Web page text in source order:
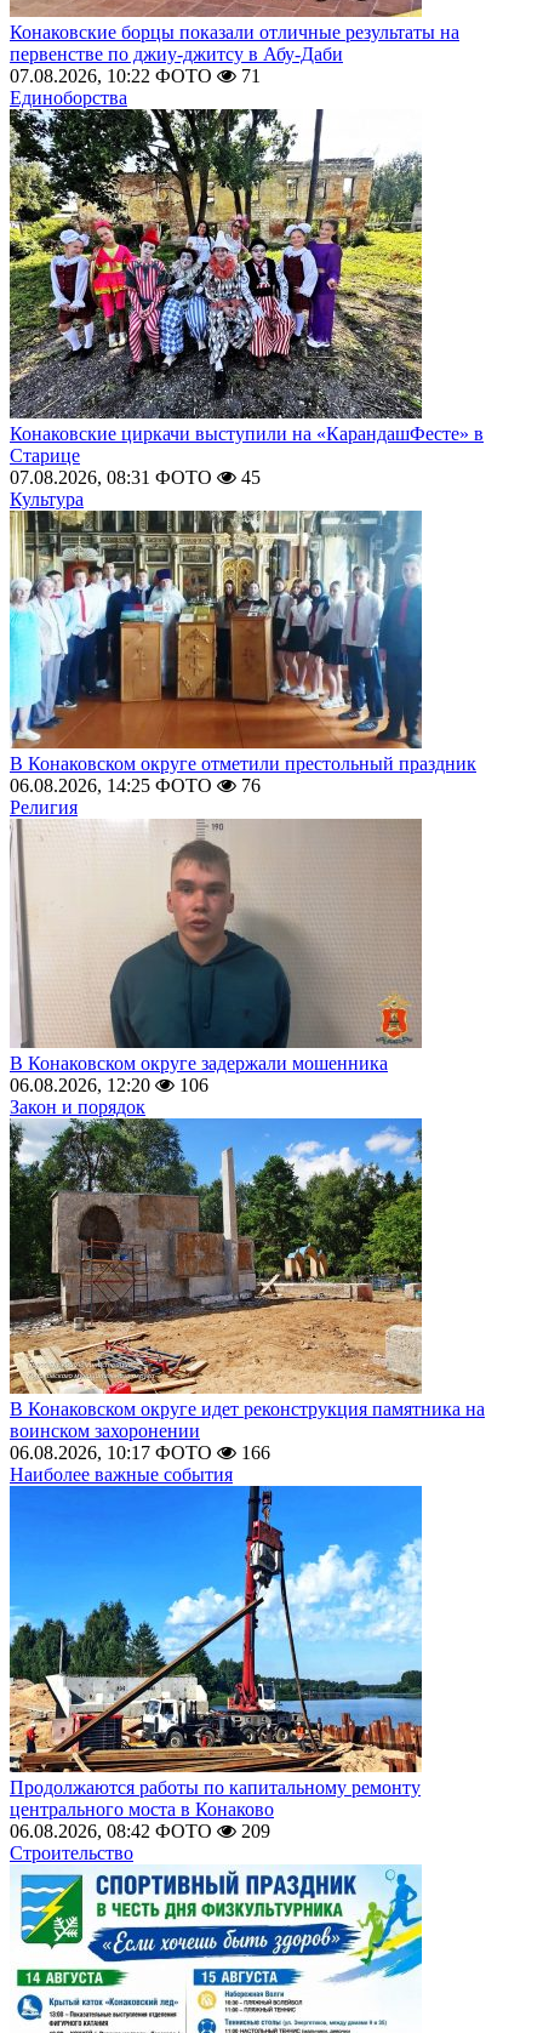
Конаковские борцы показали отличные результаты на
первенстве по джиу-джитсу в Абу-Даби
07.08.2026, 10:22 ФОТО
71
Единоборства
Конаковские циркачи выступили на «КарандашФесте» в
Старице
07.08.2026, 08:31 ФОТО
45
Культура
В Конаковском округе отметили престольный праздник
06.08.2026, 14:25 ФОТО
76
Религия
В Конаковском округе задержали мошенника
06.08.2026, 12:20
106
Закон и порядок
В Конаковском округе идет реконструкция памятника на
воинском захоронении
06.08.2026, 10:17 ФОТО
166
Наиболее важные события
Продолжаются работы по капитальному ремонту
центрального моста в Конаково
06.08.2026, 08:42 ФОТО
209
Строительство